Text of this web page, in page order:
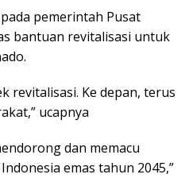
pemerintah Pusat
bantuan revitalisasi untuk
revitalisasi. Ke depan, terus
ucapnya
dan memacu
emas tahun 2045,”